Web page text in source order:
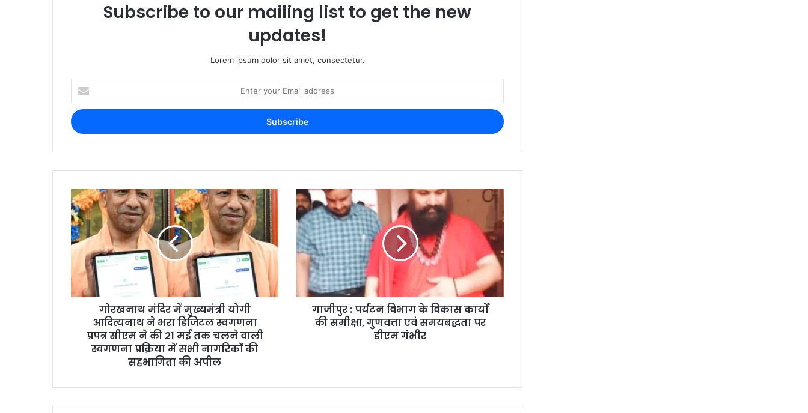
Subscribe to our mailing list to get the new
updates!
Lorem ipsum dolor sit amet, consectetur.
गोरखनाथ मंदिर में मुख्यमंत्री योगी
आदित्यनाथ ने भरा डिजिटल स्वगणना
प्रपत्र सीएम ने की 21 मई तक चलने वाली
स्वगणना प्रक्रिया में सभी नागरिकों की
सहभागिता की अपील
गाजीपुर : पर्यटन विभाग के विकास कार्यों
की समीक्षा, गुणवत्ता एवं समयबद्धता पर
डीएम गंभीर